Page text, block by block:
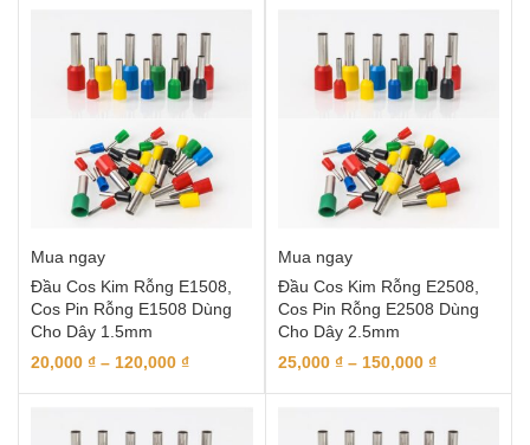
Mua ngay
Đầu Cos Kim Rỗng E1508,
Cos Pin Rỗng E1508 Dùng
Cho Dây 1.5mm
20,000 ₫ – 120,000 ₫
Mua ngay
Đầu Cos Kim Rỗng E2508,
Cos Pin Rỗng E2508 Dùng
Cho Dây 2.5mm
25,000 ₫ – 150,000 ₫